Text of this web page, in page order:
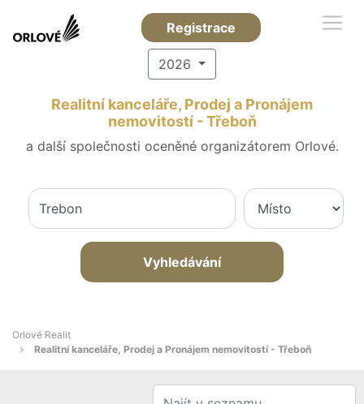
Registrace
2026
Realitní kanceláře, Prodej a Pronájem
nemovitostí - Třeboň
a další společnosti oceněné organizátorem Orlové.
Vyhledávání
Orlové Realit
Realitní kanceláře, Prodej a Pronájem nemovitostí - Třeboň